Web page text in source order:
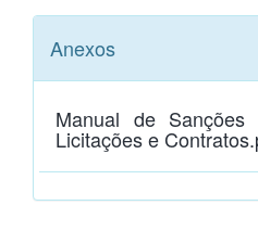
Anexos
Manual de Sanções
Licitações e